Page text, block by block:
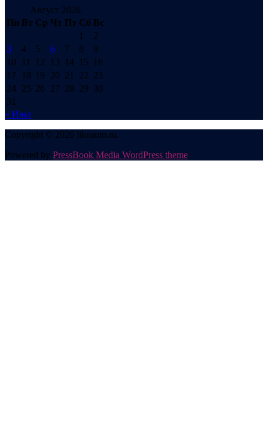
Август 2026
Пн Вт Ср Чт Пт Сб Вс
1
2
3
4 5 6 7 8
9
10
11 12 13 14 15
16
17
18 19 20 21 22 23
24 25 26 27 28 29 30
31
« Июл
Copyright © 2026 likeauto.ru.
Powered by PressBook Media WordPress theme